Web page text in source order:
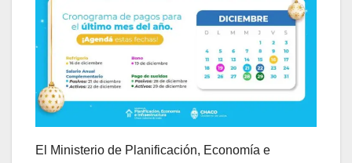
El Ministerio de Planificación, Economía e